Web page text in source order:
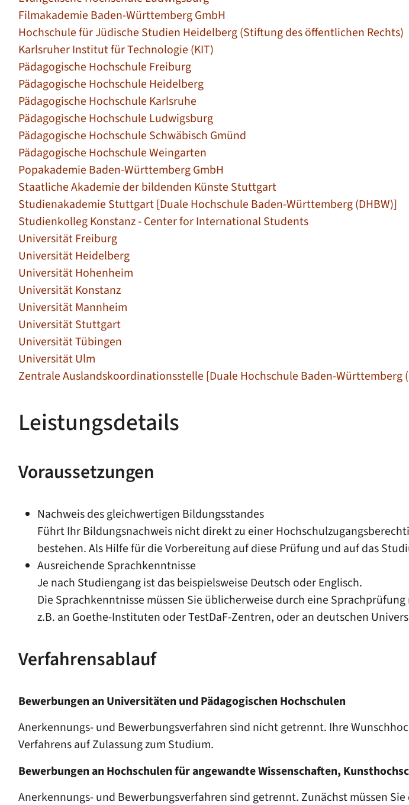
Filmakademie Baden-Württemberg GmbH
Hochschule für Jüdische Studien Heidelberg (Stiftung des öffentlichen Rechts)
Karlsruher Institut für Technologie (KIT)
Pädagogische Hochschule Freiburg
Pädagogische Hochschule Heidelberg
Pädagogische Hochschule Karlsruhe
Pädagogische Hochschule Ludwigsburg
Pädagogische Hochschule Schwäbisch Gmünd
Pädagogische Hochschule Weingarten
Popakademie Baden-Württemberg GmbH
Staatliche Akademie der bildenden Künste Stuttgart
Studienakademie Stuttgart [Duale Hochschule Baden-Württemberg (DHBW)]
Studienkolleg Konstanz - Center for International Students
Universität Freiburg
Universität Heidelberg
Universität Hohenheim
Universität Konstanz
Universität Mannheim
Universität Stuttgart
Universität Tübingen
Universität Ulm
Zentrale Auslandskoordinationsstelle [Duale Hochschule Baden-Württemberg
Leistungsdetails
Voraussetzungen
Nachweis des gleichwertigen Bildungsstandes
Führt Ihr Bildungsnachweis nicht direkt zu einer
bestehen. Als Hilfe für die Vorbereitung auf diese Prüfung und auf das
Ausreichende Sprachkenntnisse
Je nach Studiengang ist das beispielsweise Deutsch oder Englisch.
Die Sprachkenntnisse müssen Sie üblicherweise durch eine
z.B. an Goethe-Instituten oder TestDaF-Zentren, oder an deutschen
Verfahrensablauf
Bewerbungen an Universitäten und Pädagogischen Hochschulen
Anerkennungs- und Bewerbungsverfahren sind nicht getrennt. Ihre
Verfahrens auf Zulassung zum Studium.
Bewerbungen an Hochschulen für angewandte Wissenschaften,
Anerkennungs- und Bewerbungsverfahren sind getrennt. Zunächst müssen